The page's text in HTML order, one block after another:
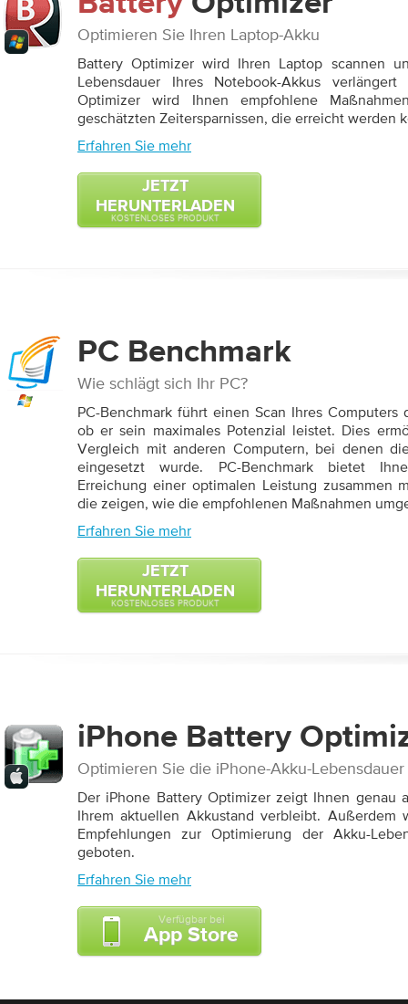
Optimieren Sie Ihren Laptop-Akku
Battery Optimizer wird Ihren Laptop scannen
Lebensdauer Ihres Notebook-Akkus
Optimizer wird Ihnen empfohlene
geschätzten Zeitersparnissen, die erreicht werden
Erfahren Sie mehr
JETZT
HERUNTERLADEN
KOSTENLOSES PRODUKT
PC Benchmark
Wie schlägt sich Ihr PC?
PC-Benchmark führt einen Scan Ihres Computers
ob er sein maximales Potenzial leistet. Dies
Vergleich mit anderen Computern, bei denen
eingesetzt wurde. PC-Benchmark bietet
Erreichung einer optimalen Leistung zusammen
die zeigen, wie die empfohlenen Maßnahmen
Erfahren Sie mehr
JETZT
HERUNTERLADEN
KOSTENLOSES PRODUKT
iPhone Battery
Optimieren Sie die iPhone-Akku-Lebensdauer
Der iPhone Battery Optimizer zeigt Ihnen genau
Ihrem aktuellen Akkustand verbleibt. Außerdem
Empfehlungen zur Optimierung der Akku-
geboten.
Erfahren Sie mehr
Verfügbar bei
App Store